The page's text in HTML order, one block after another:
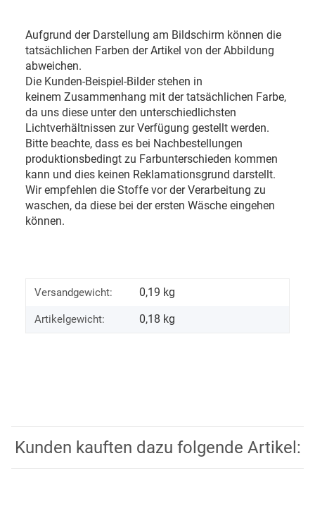
Aufgrund der Darstellung am Bildschirm können die
tatsächlichen Farben der Artikel von der Abbildung
abweichen.
Die Kunden-Beispiel-Bilder stehen in
keinem Zusammenhang mit der tatsächlichen Farbe,
da uns diese unter den unterschiedlichsten
Lichtverhältnissen zur Verfügung gestellt werden.
Bitte beachte, dass es bei Nachbestellungen
produktionsbedingt zu Farbunterschieden kommen
kann und dies keinen Reklamationsgrund darstellt.
Wir empfehlen die Stoffe vor der Verarbeitung zu
waschen, da diese bei der ersten Wäsche eingehen
können.
Versandgewicht: 0,19 kg
Artikelgewicht: 0,18 kg
Kunden kauften dazu folgende Artikel: